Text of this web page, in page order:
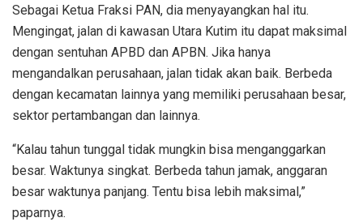
Sebagai Ketua Fraksi PAN, dia menyayangkan hal itu.
Mengingat, jalan di kawasan Utara Kutim itu dapat maksimal
dengan sentuhan APBD dan APBN. Jika hanya
mengandalkan perusahaan, jalan tidak akan baik. Berbeda
dengan kecamatan lainnya yang memiliki perusahaan besar,
sektor pertambangan dan lainnya.
“Kalau tahun tunggal tidak mungkin bisa menganggarkan
besar. Waktunya singkat. Berbeda tahun jamak, anggaran
besar waktunya panjang. Tentu bisa lebih maksimal,”
paparnya.